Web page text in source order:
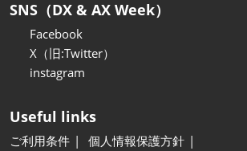
SNS（DX & AX Week）
Facebook
X（旧:Twitter）
instagram
Useful links
ご利用条件
個人情報保護方針